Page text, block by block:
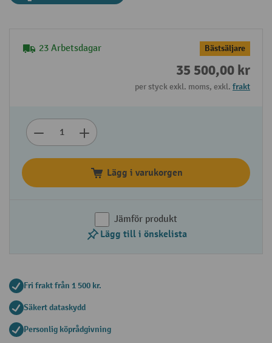
23 Arbetsdagar Bästsäljare
35 500,00 kr
per styck exkl. moms, exkl. frakt
Lägg i varukorgen
Jämför produkt
Lägg till i önskelista
Fri frakt från 1 500 kr.
Säkert dataskydd
Personlig köprådgivning